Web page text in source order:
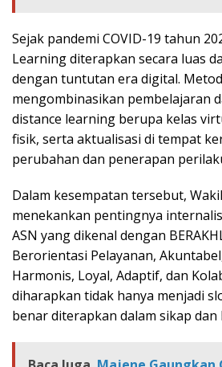
Sejak pandemi COVID-19 tahun
Learning diterapkan secara luas
dengan tuntutan era digital.
mengombinasikan pembelajaran
distance learning berupa kelas
fisik, serta aktualisasi di tempat
perubahan dan penerapan
Dalam kesempatan tersebut,
menekankan pentingnya
ASN yang dikenal dengan
Berorientasi Pelayanan,
Harmonis, Loyal, Adaptif, dan
diharapkan tidak hanya menjadi
benar diterapkan dalam sikap